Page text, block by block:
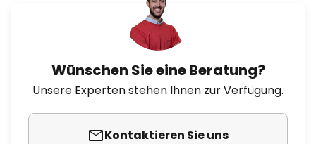
Wünschen Sie eine Beratung?
Unsere Experten stehen Ihnen zur Verfügung.
Kontaktieren Sie uns